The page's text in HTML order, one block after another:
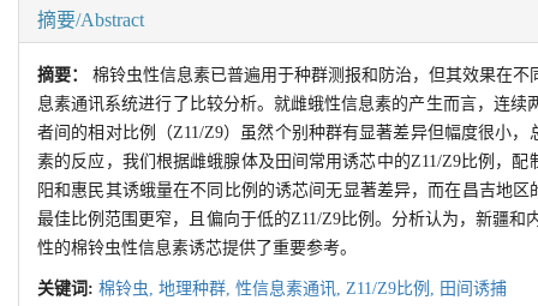
摘要/Abstract
摘要： 棉铃虫性信息素已普遍用于种群测报和防治，但其效果在
息素通讯系统进行了比较分析。就雌蛾性信息素的产生而言，连
者间的相对比例（Z11/Z9）虽然个别种群有显著差异但幅度很小
素的反应，我们根据雌蛾腺体及田间常用诱芯中的Z11/Z9比例，
阳和惠民其诱蛾量在不同比例的诱芯间无显著差异，而在昌吉地
最佳比例范围更窄，且偏向于低的Z11/Z9比例。分析认为，新疆
性的棉铃虫性信息素诱芯提供了重要参考。
关键词: 棉铃虫, 地理种群, 性信息素通讯, Z11/Z9比例, 田间诱捕